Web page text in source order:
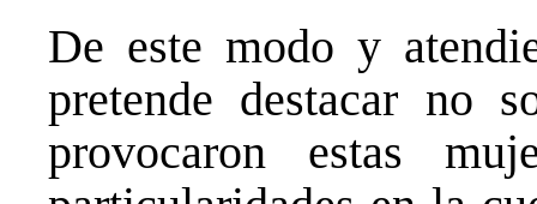
De este modo y
pretende destacar no
provocaron estas